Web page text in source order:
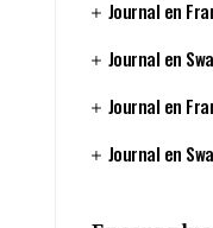
Journal en
Journal en
Journal en
Journal en